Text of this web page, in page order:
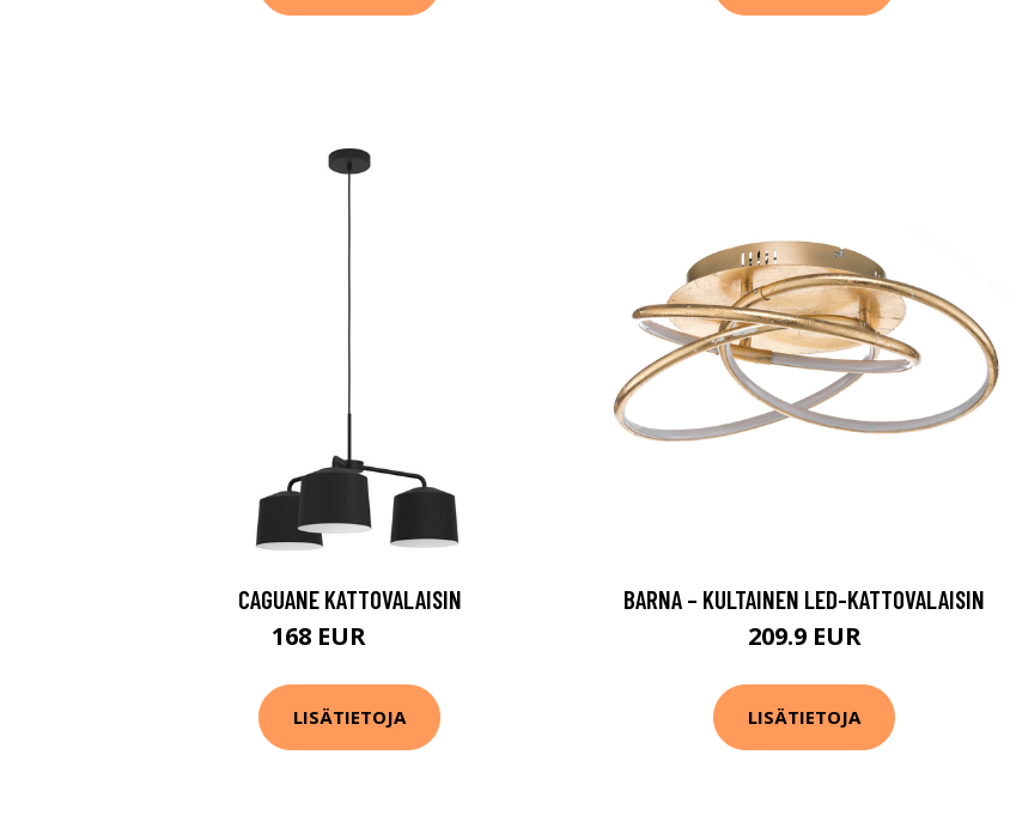
CAGUANE KATTOVALAISIN
168 EUR
LISÄTIETOJA
BARNA – KULTAINEN LED-KATTOVALAISIN
209.9 EUR
LISÄTIETOJA